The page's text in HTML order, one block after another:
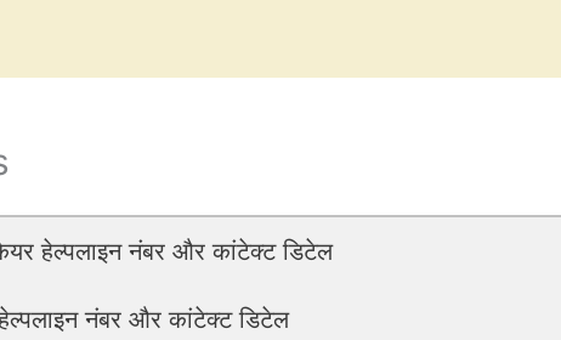
हेल्पलाइन नंबर और कांटेक्ट डिटेल
नंबर और कांटेक्ट डिटेल